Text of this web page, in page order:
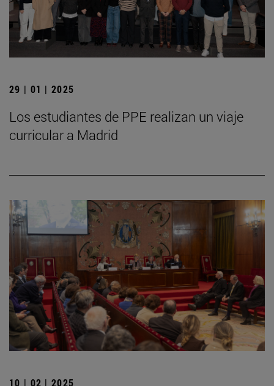
29 | 01 | 2025
Los estudiantes de PPE realizan un viaje
curricular a Madrid
10 | 02 | 2025